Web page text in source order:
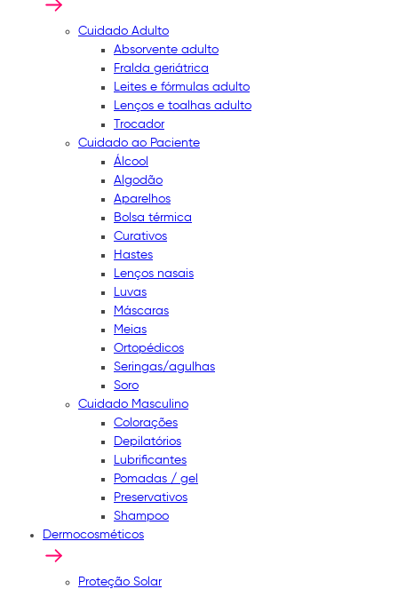
Cuidado Adulto
Absorvente adulto
Fralda geriátrica
Leites e fórmulas adulto
Lenços e toalhas adulto
Trocador
Cuidado ao Paciente
Álcool
Algodão
Aparelhos
Bolsa térmica
Curativos
Hastes
Lenços nasais
Luvas
Máscaras
Meias
Ortopédicos
Seringas/agulhas
Soro
Cuidado Masculino
Colorações
Depilatórios
Lubrificantes
Pomadas / gel
Preservativos
Shampoo
Dermocosméticos
Proteção Solar